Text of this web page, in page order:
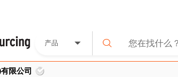
产品
限公司